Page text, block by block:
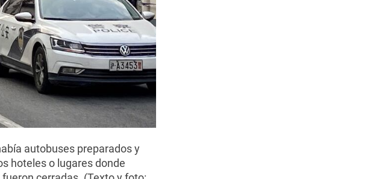
autobuses preparados y
hoteles o lugares donde